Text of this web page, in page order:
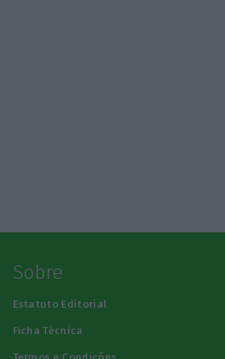
Sobre
Estatuto Editorial
Ficha Técnica